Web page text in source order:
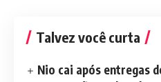
Talvez você curta
Nio cai após entregas